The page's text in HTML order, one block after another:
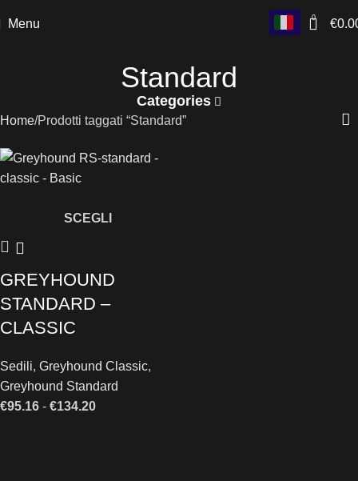
Menu 0 €
Standard
Categories
Home Prodotti taggati “Standard”
SCEGLI
GREYHOUND
STANDARD –
CLASSIC
Sedili, Greyhound Classic,
Greyhound Standard
€95.16 - €134.20